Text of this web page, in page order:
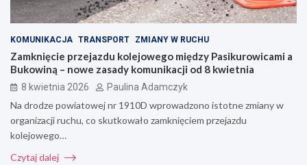
KOMUNIKACJA TRANSPORT ZMIANY W RUCHU
Zamknięcie przejazdu kolejowego między Pasikurowicami a
Bukowiną – nowe zasady komunikacji od 8 kwietnia
8 kwietnia 2026 Paulina Adamczyk
Na drodze powiatowej nr 1910D wprowadzono istotne zmiany w
organizacji ruchu, co skutkowało zamknięciem przejazdu
kolejowego…
Czytaj dalej